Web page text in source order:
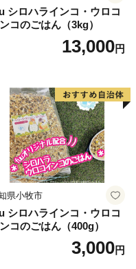
祝日・年末年始期間休
シロハラインコ・ウロコ
コのごはん（3kg）
13,000円
県小牧市
シロハラインコ・ウロコ
コのごはん（400g）
3,000円